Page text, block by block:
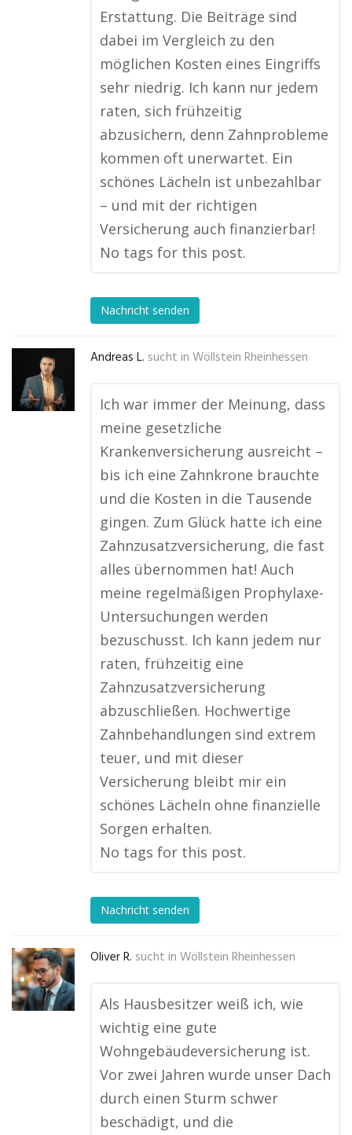
Erstattung. Die Beiträge sind
dabei im Vergleich zu den
möglichen Kosten eines Eingriffs
sehr niedrig. Ich kann nur jedem
raten, sich frühzeitig
abzusichern, denn Zahnprobleme
kommen oft unerwartet. Ein
schönes Lächeln ist unbezahlbar
– und mit der richtigen
Versicherung auch finanzierbar!
No tags for this post.
Nachricht senden
Andreas L. sucht in Wöllstein Rheinhessen
Ich war immer der Meinung, dass
meine gesetzliche
Krankenversicherung ausreicht –
bis ich eine Zahnkrone brauchte
und die Kosten in die Tausende
gingen. Zum Glück hatte ich eine
Zahnzusatzversicherung, die fast
alles übernommen hat! Auch
meine regelmäßigen Prophylaxe-
Untersuchungen werden
bezuschusst. Ich kann jedem nur
raten, frühzeitig eine
Zahnzusatzversicherung
abzuschließen. Hochwertige
Zahnbehandlungen sind extrem
teuer, und mit dieser
Versicherung bleibt mir ein
schönes Lächeln ohne finanzielle
Sorgen erhalten.
No tags for this post.
Nachricht senden
Oliver R. sucht in Wöllstein Rheinhessen
Als Hausbesitzer weiß ich, wie
wichtig eine gute
Wohngebäudeversicherung ist.
Vor zwei Jahren wurde unser Dach
durch einen Sturm schwer
beschädigt, und die